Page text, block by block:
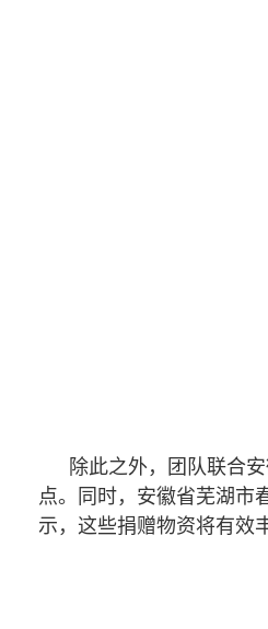
除此之外，团队联合
点。同时，安徽省芜湖市
示，这些捐赠物资将有效